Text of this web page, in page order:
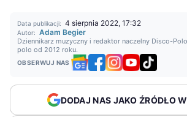
Data publikacji: 4 sierpnia 2022, 17:32
Autor: Adam Begier
Dziennikarz muzyczny i redaktor naczelny Disco-
polo od 2012 roku.
OBSERWUJ NAS
DODAJ NAS JAKO ŹRÓDŁO